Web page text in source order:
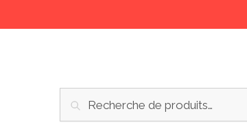
RECHERCHE